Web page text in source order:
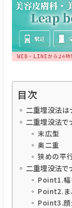
目次
二重埋没法は
二重埋没法で
末広型
奥二重
狭めの平
二重埋没法で
Point1.幅
Point2.ま
Point3.顔